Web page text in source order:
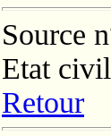
Source
Etat
Retour